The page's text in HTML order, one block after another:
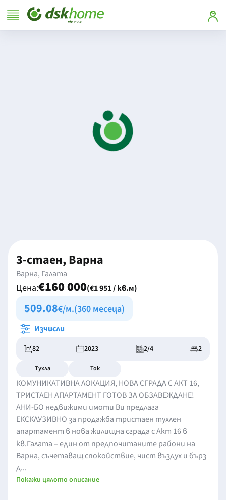
3-стаен, Варна
Варна, Галата
Цена:€160 000(€1 951 / кв.м)
509.08€/м.(360 месеца)
Изчисли
82 2023 2/4 2
Тухла Ток
КОМУНИКАТИВНА ЛОКАЦИЯ, НОВА СГРАДА С АКТ 16,
ТРИСТАЕН АПАРТАМЕНТ ГОТОВ ЗА ОБЗАВЕЖДАНЕ!
АНИ-БО недвижими имоти Ви предлага
ЕКСКЛУЗИВНО за продажба тристаен тухлен
апартамент в нова жилищна сграда с Акт 16 в
кв.Галата – един от предпочитаните райони на
Варна, съчетаващ спокойствие, чист въздух и бърз
д...
Покажи цялото описание